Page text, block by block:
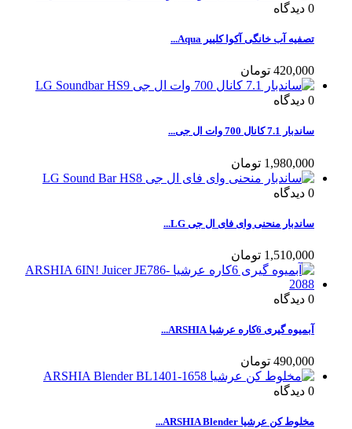
0 دیدگاه
تصفیه آب خانگی آکوا کلییر Aqua...
420,000 تومان
0 دیدگاه
ساندبار 7.1 کانال 700 وات ال جی...
1,980,000 تومان
0 دیدگاه
ساندبار منحنی وای فای ال جی LG...
1,510,000 تومان
0 دیدگاه
آبمیوه گیری 6کاره عرشیا ARSHIA...
490,000 تومان
0 دیدگاه
مخلوط کن عرشیا ARSHIA Blender...